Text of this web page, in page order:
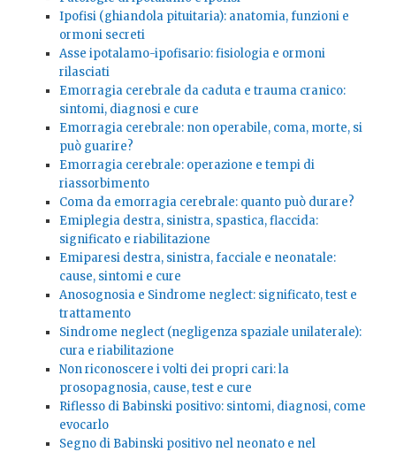
Ipofisi (ghiandola pituitaria): anatomia, funzioni e
ormoni secreti
Asse ipotalamo-ipofisario: fisiologia e ormoni
rilasciati
Emorragia cerebrale da caduta e trauma cranico:
sintomi, diagnosi e cure
Emorragia cerebrale: non operabile, coma, morte, si
può guarire?
Emorragia cerebrale: operazione e tempi di
riassorbimento
Coma da emorragia cerebrale: quanto può durare?
Emiplegia destra, sinistra, spastica, flaccida:
significato e riabilitazione
Emiparesi destra, sinistra, facciale e neonatale:
cause, sintomi e cure
Anosognosia e Sindrome neglect: significato, test e
trattamento
Sindrome neglect (negligenza spaziale unilaterale):
cura e riabilitazione
Non riconoscere i volti dei propri cari: la
prosopagnosia, cause, test e cure
Riflesso di Babinski positivo: sintomi, diagnosi, come
evocarlo
Segno di Babinski positivo nel neonato e nel